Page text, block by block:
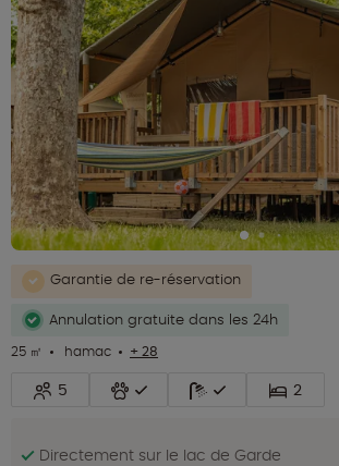
Garantie de re-réservation
Annulation gratuite dans les 24h
25 ㎡
hamac + 28
5 2
Directement sur le lac de Garde